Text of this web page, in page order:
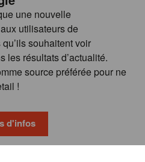
une nouvelle
utilisateurs de
souhaitent voir
les résultats d’actualité.
source préférée pour ne
!
d'infos
GROUP
FAQ
GÉNÉRALES
POLICY